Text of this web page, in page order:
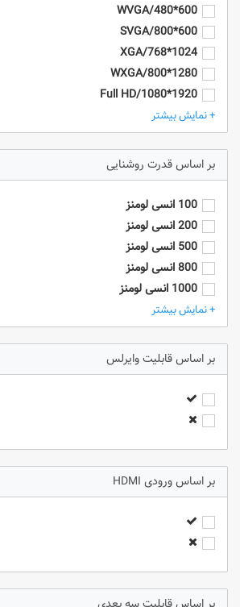
600*480/WVGA
600*800/SVGA
1024*768/XGA
1280*800/WXGA
1920*1080/Full HD
1920*1200/WUXGA
4k/3840*2160
HD - 1280*720
SXGA+ (1400 x 1050)
UXGA (1600 x 1200)
+ نمایش بیشتر
قدرت روشنایی
100 انسی لومنز
200 انسی لومنز
500 انسی لومنز
800 انسی لومنز
1000 انسی لومنز
2000 انسی لومنز
2500 انسی لومنز
3000 انسی لومنز
3200 انسی لومنز
3300 انسی لومنز
3600 انسی لومنز
4000 انسی لومنز
4500 انسی لومنز
5000 انسی لومنز
5500 انسی لومنز
6000 انسی لومنز
9000 انسی لومنز
+ نمایش بیشتر
قابلیت وایرلس
ورودی HDMI